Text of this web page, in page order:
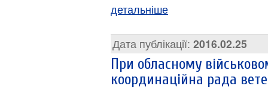
детальніше
Дата публікації: 2016.02.25
При обласному
координаційна рада